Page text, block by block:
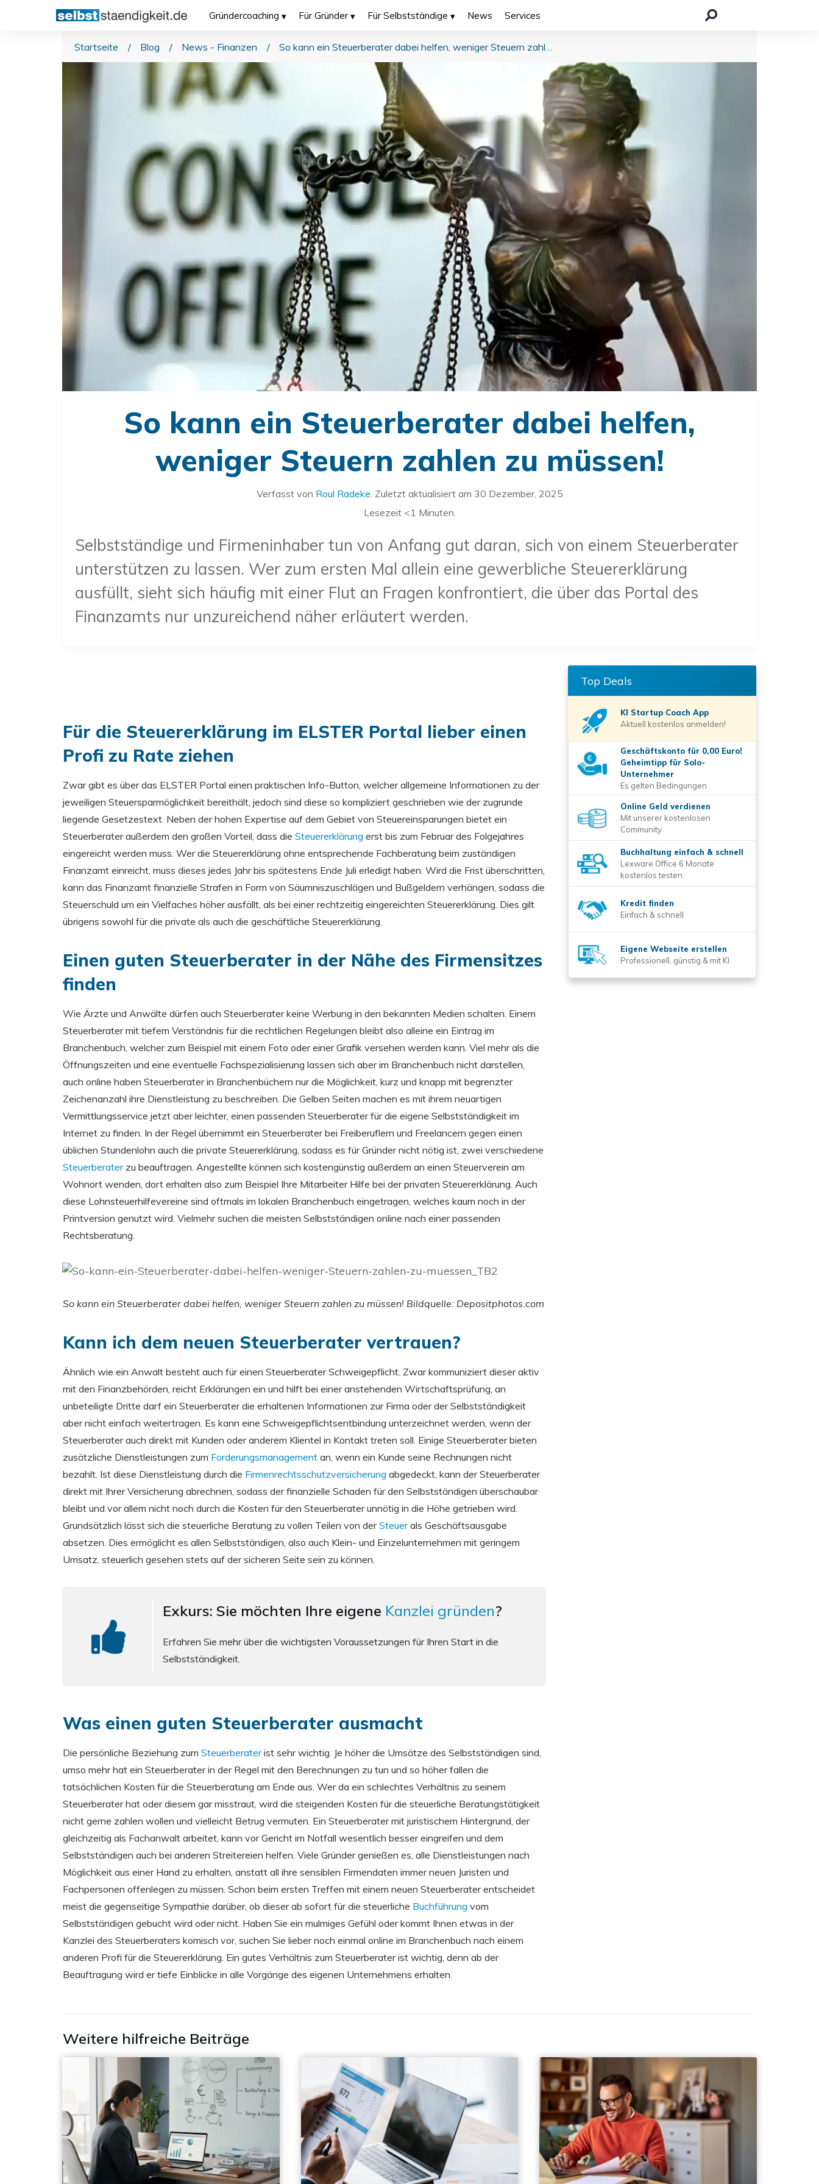
Gründercoaching Für Gründer Für Selbstständige News Services
Startseite / Blog / News - Finanzen / So kann ein Steuerberater dabei helfen, weniger Steuern zahlen zu müssen!
So kann ein Steuerberater dabei helfen,
weniger Steuern zahlen zu müssen!
Verfasst von Roul Radeke. Zuletzt aktualisiert am 30 Dezember, 2025
Lesezeit <1 Minuten.
Selbstständige und Firmeninhaber tun von Anfang gut daran, sich von einem Steuerberater
unterstützen zu lassen. Wer zum ersten Mal allein eine gewerbliche Steuererklärung
ausfüllt, sieht sich häufig mit einer Flut an Fragen konfrontiert, die über das Portal des
Finanzamts nur unzureichend näher erläutert werden.
Für die Steuererklärung im ELSTER Portal lieber einen
Profi zu Rate ziehen
Zwar gibt es über das ELSTER Portal einen praktischen Info-Button, welcher allgemeine Informationen zu der
jeweiligen Steuersparmöglichkeit bereithält, jedoch sind diese so kompliziert geschrieben wie der zugrunde
liegende Gesetzestext. Neben der hohen Expertise auf dem Gebiet von Steuereinsparungen bietet ein
Steuerberater außerdem den großen Vorteil, dass die Steuererklärung erst bis zum Februar des Folgejahres
eingereicht werden muss. Wer die Steuererklärung ohne entsprechende Fachberatung beim zuständigen
Finanzamt einreicht, muss dieses jedes Jahr bis spätestens Ende Juli erledigt haben. Wird die Frist überschritten,
kann das Finanzamt finanzielle Strafen in Form von Säumniszuschlägen und Bußgeldern verhängen, sodass die
Steuerschuld um ein Vielfaches höher ausfällt, als bei einer rechtzeitig eingereichten Steuererklärung. Dies gilt
übrigens sowohl für die private als auch die geschäftliche Steuererklärung.
Einen guten Steuerberater in der Nähe des Firmensitzes
finden
Wie Ärzte und Anwälte dürfen auch Steuerberater keine Werbung in den bekannten Medien schalten. Einem
Steuerberater mit tiefem Verständnis für die rechtlichen Regelungen bleibt also alleine ein Eintrag im
Branchenbuch, welcher zum Beispiel mit einem Foto oder einer Grafik versehen werden kann. Viel mehr als die
Öffnungszeiten und eine eventuelle Fachspezialisierung lassen sich aber im Branchenbuch nicht darstellen,
auch online haben Steuerberater in Branchenbüchern nur die Möglichkeit, kurz und knapp mit begrenzter
Zeichenanzahl ihre Dienstleistung zu beschreiben. Die Gelben Seiten machen es mit ihrem neuartigen
Vermittlungsservice jetzt aber leichter, einen passenden Steuerberater für die eigene Selbstständigkeit im
Internet zu finden. In der Regel übernimmt ein Steuerberater bei Freiberuflern und Freelancern gegen einen
üblichen Stundenlohn auch die private Steuererklärung, sodass es für Gründer nicht nötig ist, zwei verschiedene
Steuerberaterzu beauftragen. Angestellte können sich kostengünstig außerdem an einen Steuerverein am
Wohnort wenden, dort erhalten also zum Beispiel Ihre Mitarbeiter Hilfe bei der privaten Steuererklärung. Auch
diese Lohnsteuerhilfevereine sind oftmals im lokalen Branchenbuch eingetragen, welches kaum noch in der
Printversion genutzt wird. Vielmehr suchen die meisten Selbstständigen online nach einer passenden
Rechtsberatung.
So kann ein Steuerberater dabei helfen, weniger Steuern zahlen zu müssen! Bildquelle: Depositphotos.com
Kann ich dem neuen Steuerberater vertrauen?
Ähnlich wie ein Anwalt besteht auch für einen Steuerberater Schweigepflicht. Zwar kommuniziert dieser aktiv
mit den Finanzbehörden, reicht Erklärungen ein und hilft bei einer anstehenden Wirtschaftsprüfung, an
unbeteiligte Dritte darf ein Steuerberater die erhaltenen Informationen zur Firma oder der Selbstständigkeit
aber nicht einfach weitertragen. Es kann eine Schweigepflichtsentbindung unterzeichnet werden, wenn der
Steuerberater auch direkt mit Kunden oder anderem Klientel in Kontakt treten soll. Einige Steuerberater bieten
zusätzliche Dienstleistungen zum Forderungsmanagement an, wenn ein Kunde seine Rechnungen nicht
bezahlt. Ist diese Dienstleistung durch die Firmenrechtsschutzversicherung abgedeckt, kann der Steuerberater
direkt mit Ihrer Versicherung abrechnen, sodass der finanzielle Schaden für den Selbstständigen überschaubar
bleibt und vor allem nicht noch durch die Kosten für den Steuerberater unnötig in die Höhe getrieben wird.
Grundsätzlich lässt sich die steuerliche Beratung zu vollen Teilen von derSteuerals Geschäftsausgabe
absetzen. Dies ermöglicht es allen Selbstständigen, also auch Klein- und Einzelunternehmen mit geringem
Umsatz, steuerlich gesehen stets auf der sicheren Seite sein zu können.
Exkurs: Sie möchten Ihre eigene Kanzlei gründen?
Erfahren Sie mehr über die wichtigsten Voraussetzungen für Ihren Start in die
Selbstständigkeit.
Was einen guten Steuerberater ausmacht
Die persönliche Beziehung zum Steuerberaterist sehr wichtig. Je höher die Umsätze des Selbstständigen sind,
umso mehr hat ein Steuerberater in der Regel mit den Berechnungen zu tun und so höher fallen die
tatsächlichen Kosten für die Steuerberatung am Ende aus. Wer da ein schlechtes Verhältnis zu seinem
Steuerberater hat oder diesem gar misstraut, wird die steigenden Kosten für die steuerliche Beratungstätigkeit
nicht gerne zahlen wollen und vielleicht Betrug vermuten. Ein Steuerberater mit juristischem Hintergrund, der
gleichzeitig als Fachanwalt arbeitet, kann vor Gericht im Notfall wesentlich besser eingreifen und dem
Selbstständigen auch bei anderen Streitereien helfen. Viele Gründer genießen es, alle Dienstleistungen nach
Möglichkeit aus einer Hand zu erhalten, anstatt all ihre sensiblen Firmendaten immer neuen Juristen und
Fachpersonen offenlegen zu müssen. Schon beim ersten Treffen mit einem neuen Steuerberater entscheidet
meist die gegenseitige Sympathie darüber, ob dieser ab sofort für die steuerliche Buchführung vom
Selbstständigen gebucht wird oder nicht. Haben Sie ein mulmiges Gefühl oder kommt Ihnen etwas in der
Kanzlei des Steuerberaters komisch vor, suchen Sie lieber noch einmal online im Branchenbuch nach einem
anderen Profi für die Steuererklärung. Ein gutes Verhältnis zum Steuerberater ist wichtig, denn ab der
Beauftragung wird er tiefe Einblicke in alle Vorgänge des eigenen Unternehmens erhalten.
Top Deals
KI Startup Coach App
Aktuell kostenlos anmelden!
Geschäftskonto für 0,00 Euro!
Geheimtipp für Solo-
Unternehmer
Es gelten Bedingungen
Online Geld verdienen
Mit unserer kostenlosen
Community
Buchhaltung einfach & schnell
Lexware Office 6 Monate
kostenlos testen
Kredit finden
Einfach & schnell
Eigene Webseite erstellen
Professionell, günstig & mit KI
Weitere hilfreiche Beiträge